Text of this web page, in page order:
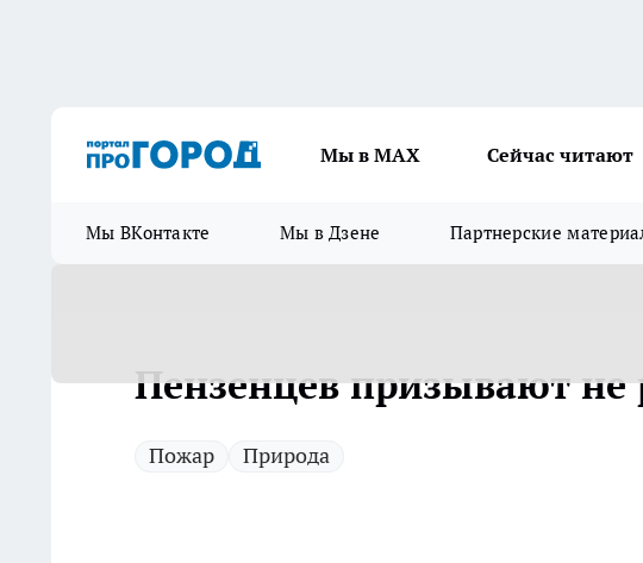
Мы в МАХ Сейчас читают
Мы ВКонтакте Мы в Дзене Партнерские
Пензенцев призывают не
Пожар Природа